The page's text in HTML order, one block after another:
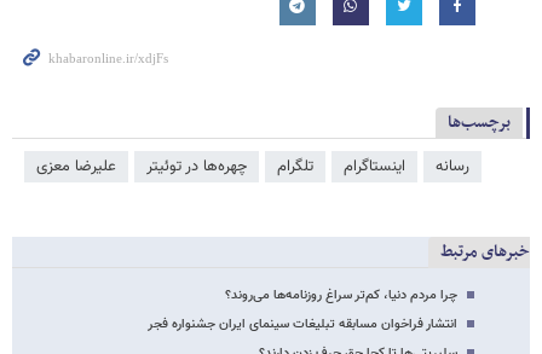
برچسب‌ها
رسانه اینستاگرام تلگرام چهره‌ها در توئیتر عليرضا معزی
خبرهای مرتبط
چرا مردم دنیا، کم‌تر سراغ روزنامه‌ها می‌روند؟
انتشار فراخوان مسابقه تبلیغات سینمای ایران جشنواره فجر